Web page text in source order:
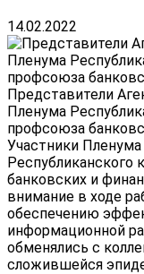
14.02.2022
Представители
Пленума
профсоюза
Участники
Республиканского
банковских и
внимание в ходе
обеспечению
информационной
обменялись с
сложившейся